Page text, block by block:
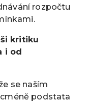
rozpočtu
kritiku
i od
se naším
podstata